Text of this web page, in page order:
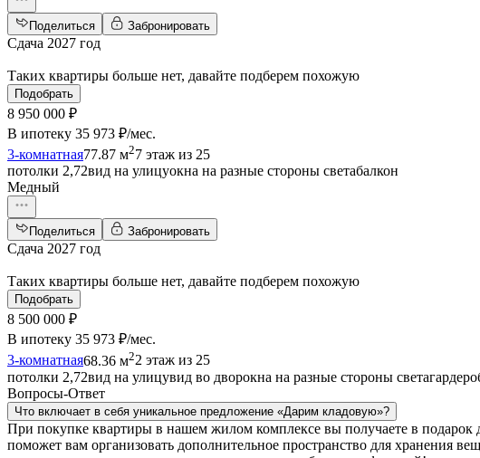
Поделиться Забронировать
Сдача 2027 год
Таких квартиры больше нет, давайте подберем похожую
Подобрать
8 950 000 ₽
В ипотеку 35 973 ₽/мес.
3-комнатная77.87 м27 этаж из 25
потолки 2,72вид на улицуокна на разные стороны светабалкон
Медный
Поделиться Забронировать
Сдача 2027 год
Таких квартиры больше нет, давайте подберем похожую
Подобрать
8 500 000 ₽
В ипотеку 35 973 ₽/мес.
3-комнатная68.36 м22 этаж из 25
потолки 2,72вид на улицувид во дворокна на разные стороны света
Вопросы-Ответ
Что включает в себя уникальное предложение «Дарим кладовую»?
При покупке квартиры в нашем жилом комплексе вы получаете в подарок
поможет вам организовать дополнительное пространство для хранения